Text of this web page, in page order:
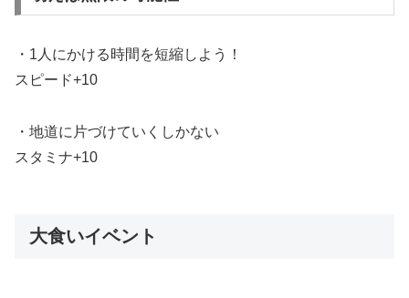
・1人にかける時間を短縮しよう！
スピード+10
・地道に片づけていくしかない
スタミナ+10
大食いイベント